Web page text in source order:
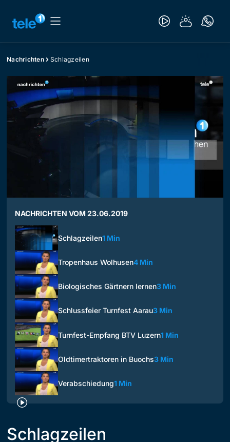
Nachrichten Schlagzeilen
NACHRICHTEN VOM 23.06.2019
Schlagzeilen1 Min
Tropenhaus Wolhusen4 Min
Biologisches Gärtnern lernen3 Min
Schlussfeier Turnfest Aarau3 Min
Turnfest-Empfang BTV Luzern1 Min
Oldtimertraktoren in Buochs3 Min
Verabschiedung1 Min
Schlagzeilen